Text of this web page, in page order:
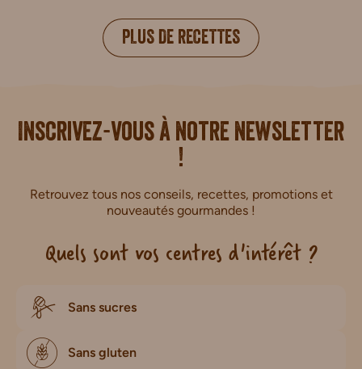
PLUS DE RECETTES
Inscrivez-vous à notre newsletter
!
Retrouvez tous nos conseils, recettes, promotions et
nouveautés gourmandes !
Quels sont vos centres d'intérêt ?
Sans sucres
Sans gluten